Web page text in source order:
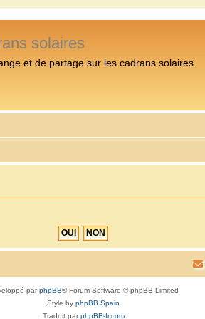
solaires
et de partage sur les cadrans solaires
parphpBB® Forum Software © phpBB Limited
Style by phpBB Spain
Traduit parphpBB-fr.com